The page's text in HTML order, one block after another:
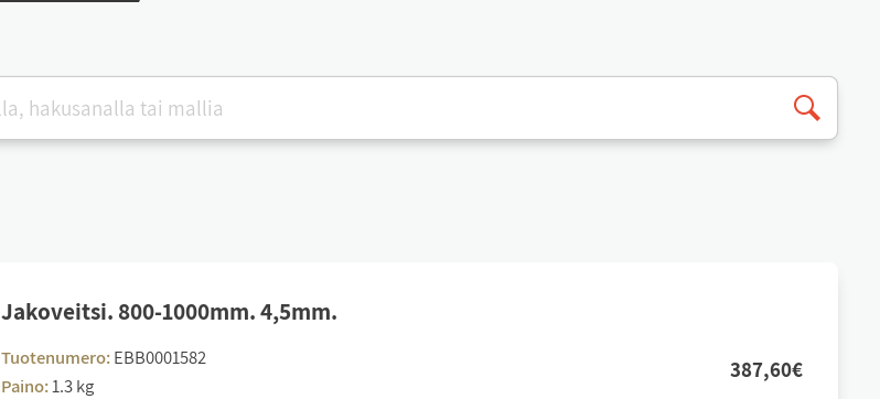
Ja­ko­veit­si. 800-1000mm. 4,5mm.
Tuotenumero:EBB0001582
Paino:1.3 kg
387,60€